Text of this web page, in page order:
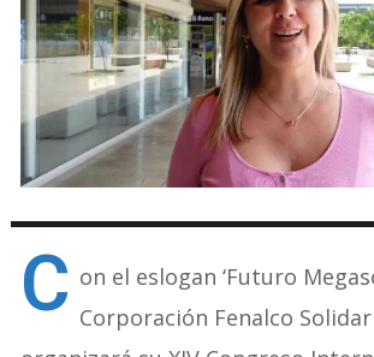
C on el eslogan ‘Futuro
Corporación Fenalco